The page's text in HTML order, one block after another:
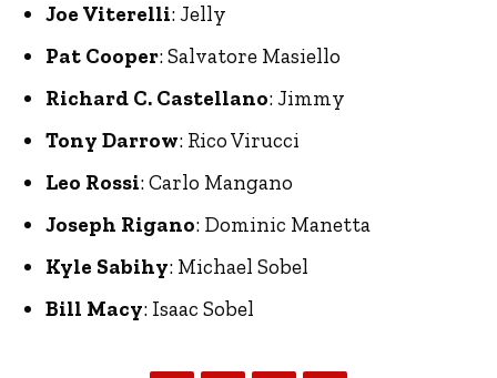
Joe Viterelli: Jelly
Pat Cooper: Salvatore Masiello
Richard C. Castellano: Jimmy
Tony Darrow: Rico Virucci
Leo Rossi: Carlo Mangano
Joseph Rigano: Dominic Manetta
Kyle Sabihy: Michael Sobel
Bill Macy: Isaac Sobel